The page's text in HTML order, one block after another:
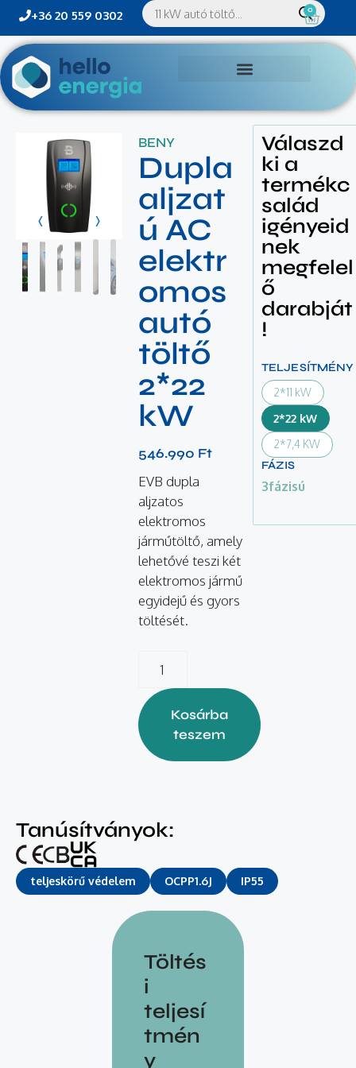
+36 20 559 0302 0
BENY
Dupla
aljzat
ú AC
elektr
omos
autó
töltő
2*22
kW
546.990 Ft
EVB dupla
aljzatos
elektromos
járműtöltő, amely
lehetővé teszi két
elektromos jármű
egyidejű és gyors
töltését.
Kosárba
teszem
Válaszd
ki a
termékc
salád
igényeid
nek
megfelel
ő
darabját
!
TELJESÍTMÉNY
2*11 kW
2*22 kW
2*7,4 KW
FÁZIS
3fázisú
Tanúsítványok:
teljeskörű védelem OCPP1.6J IP55
Töltés
i
teljesí
tmén
y